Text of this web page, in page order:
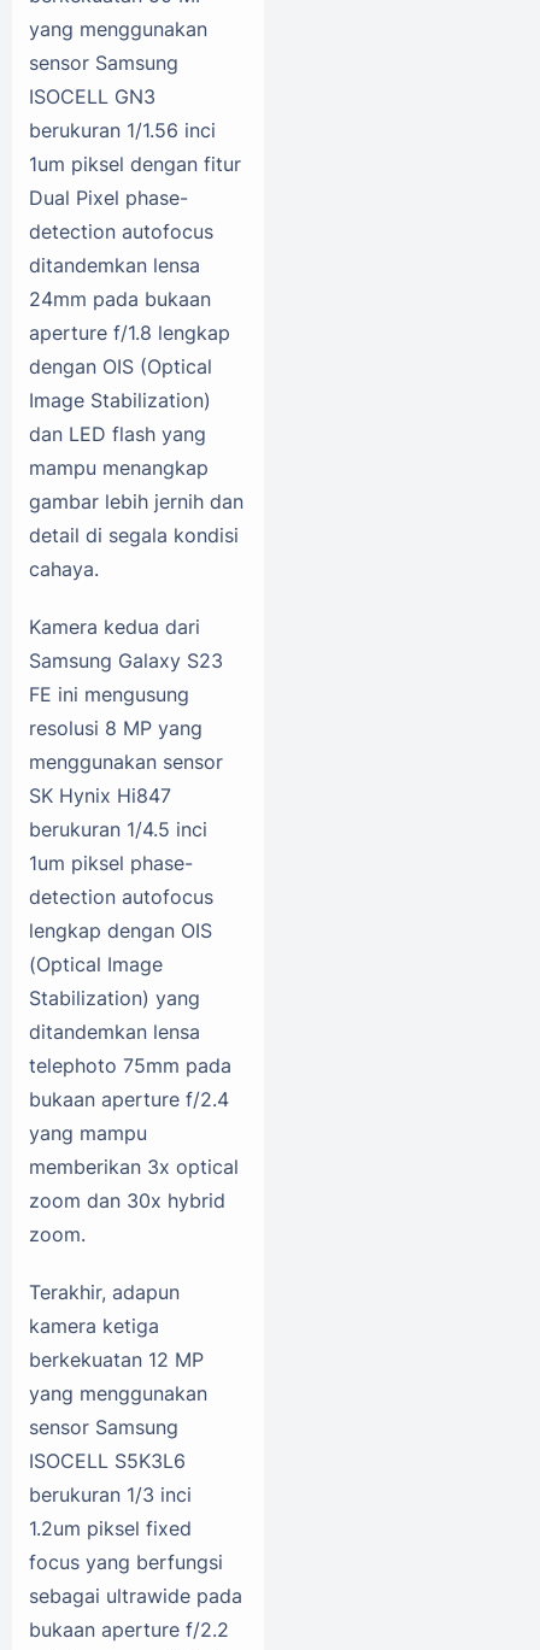
yang menggunakan
sensor Samsung
ISOCELL GN3
berukuran 1/1.56 inci
1um piksel dengan fitur
Dual Pixel phase-
detection autofocus
ditandemkan lensa
24mm pada bukaan
aperture f/1.8 lengkap
dengan OIS (Optical
Image Stabilization)
dan LED flash yang
mampu menangkap
gambar lebih jernih dan
detail di segala kondisi
cahaya.
Kamera kedua dari
Samsung Galaxy S23
FE ini mengusung
resolusi 8 MP yang
menggunakan sensor
SK Hynix Hi847
berukuran 1/4.5 inci
1um piksel phase-
detection autofocus
lengkap dengan OIS
(Optical Image
Stabilization) yang
ditandemkan lensa
telephoto 75mm pada
bukaan aperture f/2.4
yang mampu
memberikan 3x optical
zoom dan 30x hybrid
zoom.
Terakhir, adapun
kamera ketiga
berkekuatan 12 MP
yang menggunakan
sensor Samsung
ISOCELL S5K3L6
berukuran 1/3 inci
1.2um piksel fixed
focus yang berfungsi
sebagai ultrawide pada
bukaan aperture f/2.2